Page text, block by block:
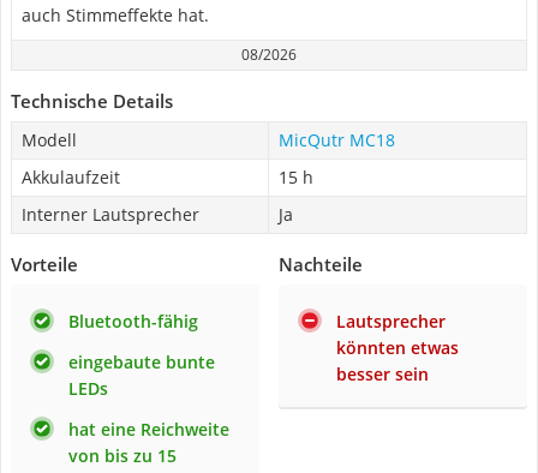
auch Stimmeffekte hat.
08/2026
Technische Details
Modell
MicQutr MC18
Akkulaufzeit
15 h
Interner Lautsprecher
Ja
Vorteile
Bluetooth-fähig
eingebaute bunte
LEDs
hat eine Reichweite
von bis zu 15
Nachteile
Lautsprecher
könnten etwas
besser sein